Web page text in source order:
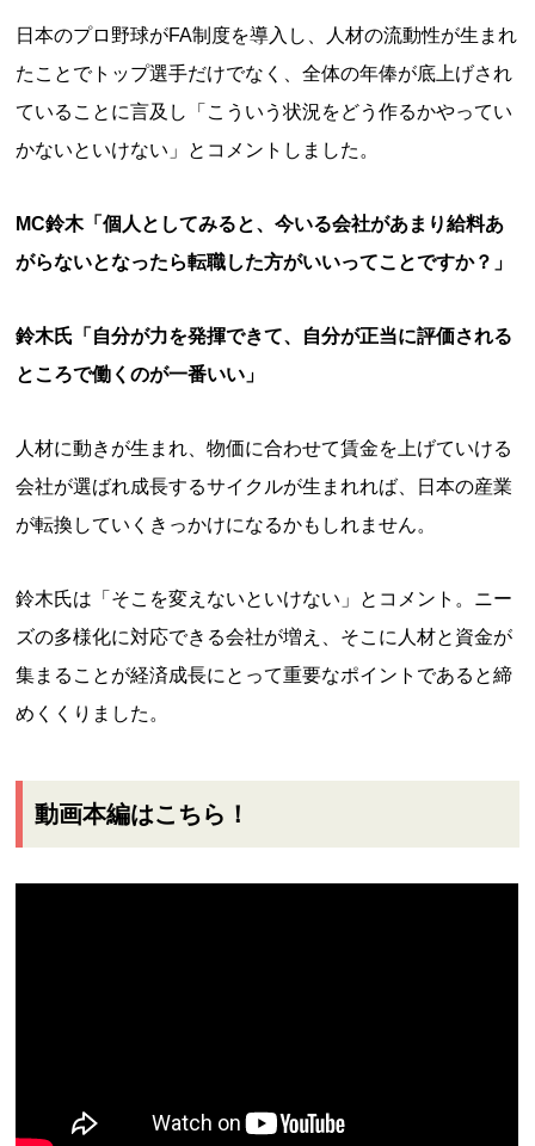
日本のプロ野球がFA制度を導入し、人材の流動性が生まれ
たことでトップ選手だけでなく、全体の年俸が底上げされ
ていることに言及し「こういう状況をどう作るかやってい
かないといけない」とコメントしました。
MC鈴木「個人としてみると、今いる会社があまり給料あ
がらないとなったら転職した方がいいってことですか？」
鈴木氏「自分が力を発揮できて、自分が正当に評価される
ところで働くのが一番いい」
人材に動きが生まれ、物価に合わせて賃金を上げていける
会社が選ばれ成長するサイクルが生まれれば、日本の産業
が転換していくきっかけになるかもしれません。
鈴木氏は「そこを変えないといけない」とコメント。ニー
ズの多様化に対応できる会社が増え、そこに人材と資金が
集まることが経済成長にとって重要なポイントであると締
めくくりました。
動画本編はこちら！